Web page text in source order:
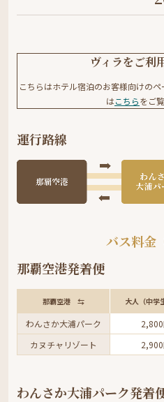
ヴィラをご利
こちらはホテル宿泊のお客様向けの
はこちらをご
運行路線
バス料金
那覇空港発着便
那覇空港 ⇆ 大人（中学
わんさか大浦パーク
カヌチャリゾート
わんさか大浦パーク発着